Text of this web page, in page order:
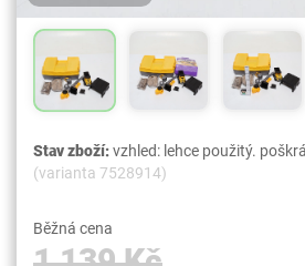
Stav zboží:vzhled: lehce použitý.
(varianta 7528914)
Běžná cena